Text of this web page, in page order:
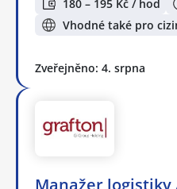
180 – 195 Kč / hod
Vhodné také pro
Zveřejněno: 4. srpna